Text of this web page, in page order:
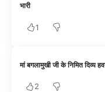
भारी
1
मां बगलामुखी जी के निमित दिव्य
2